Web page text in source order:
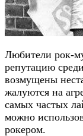
Любители рок-
репутацию
возмущены
жалуются на
самых частых
можно
рокером.